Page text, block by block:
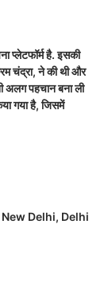
प्लेटफॉर्म है. इसकी
चंद्रा, ने की थी और
अलग पहचान बना ली
गया है, जिसमें
Delhi, Delhi